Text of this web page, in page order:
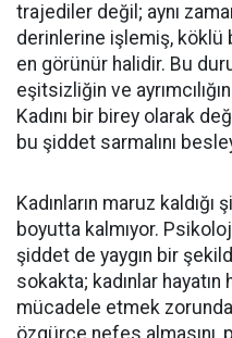
trajediler değil; aynı
derinlerine işlemiş, köklü
en görünür halidir. Bu
eşitsizliğin ve
Kadını bir birey olarak
bu şiddet sarmalını
Kadınların maruz
boyutta kalmıyor.
şiddet de yaygın bir
sokakta; kadınlar hayatın
mücadele etmek zorunda
özgürce nefes